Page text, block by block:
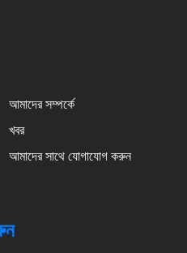
আমাদের সম্পর্কে
খবর
আমাদের সাথে যোগাযোগ করুন